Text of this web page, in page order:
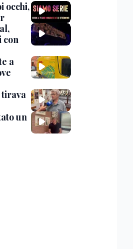
occhi,
con
a
tirava
un